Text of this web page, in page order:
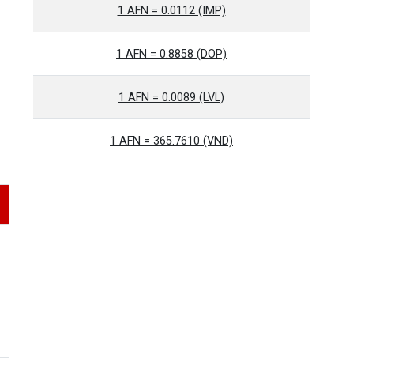
1 AFN = 0.0112 (IMP)
1 AFN = 0.8858 (DOP)
1 AFN = 0.0089 (LVL)
1 AFN = 365.7610 (VND)